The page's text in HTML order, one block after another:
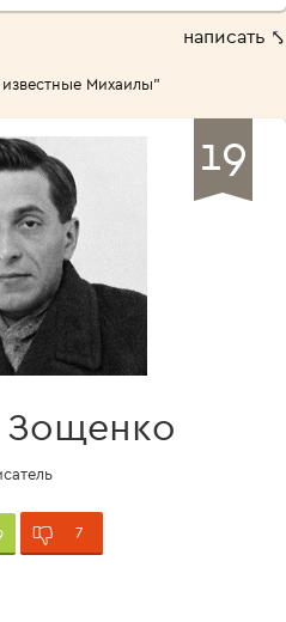
написать ⤣
Михаилы"
19
Зощенко
7